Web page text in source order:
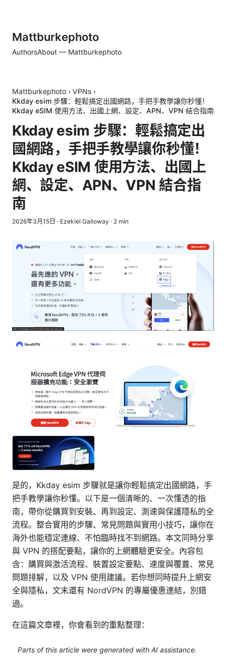
Mattburkephoto
AuthorsAbout — Mattburkephoto
Mattburkephoto › VPNs ›
Kkday esim 步驟：輕鬆搞定出國網路，手把手教學讓你秒懂！
Kkday eSIM 使用方法、出國上網、設定、APN、VPN 結合指南
Kkday esim 步驟：輕鬆搞定出
國網路，手把手教學讓你秒懂！
Kkday eSIM 使用方法、出國上
網、設定、APN、VPN 結合指
南
2026年3月15日 · Ezekiel Galloway · 2 min
是的，Kkday esim 步驟就是讓你輕鬆搞定出國網路，手
把手教學讓你秒懂。以下是一個清晰的、一次懂透的指
南，帶你從購買到安裝、再到設定、測速與保護隱私的全
流程。整合實用的步驟、常見問題與實用小技巧，讓你在
海外也能穩定連線、不怕臨時找不到網路。本文同時分享
與 VPN 的搭配要點，讓你的上網體驗更安全。內容包
含：購買與激活流程、裝置設定要點、速度與覆蓋、常見
問題排解，以及 VPN 使用建議。若你想同時提升上網安
全與隱私，文末還有 NordVPN 的專屬優惠連結，別錯
過。
在這篇文章裡，你會看到的重點整理：
Parts of this article were generated with AI assistance.